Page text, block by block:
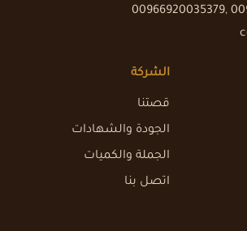
00966920035379,
الشركة
قصتنا
الجودة والشهادات
الجملة والكميات
اتصل بنا